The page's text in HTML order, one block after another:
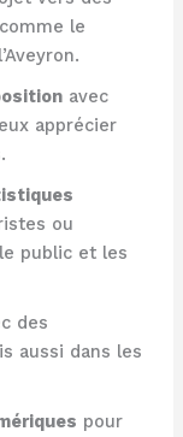
le
avec
apprécier
ou
public et les
des
aussi dans les
pour